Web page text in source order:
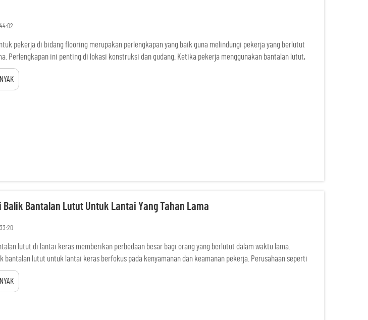
pekerja di bidang flooring merupakan perlengkapan yang baik guna melindungi pekerja yang berlutut
Perlengkapan ini penting di lokasi konstruksi dan gudang. Ketika pekerja menggunakan bantalan lutut,
nyaman dan aman. Perlengkapan ini mengurangi risiko cedera, whi...
Balik Bantalan Lutut Untuk Lantai Yang Tahan Lama
lutut di lantai keras memberikan perbedaan besar bagi orang yang berlutut dalam waktu lama.
bantalan lutut untuk lantai keras berfokus pada kenyamanan dan keamanan pekerja. Perusahaan seperti
bantalan ini dengan ketahanan tinggi namun tetap nyaman, sehingga pekerja dapat melakukan ...